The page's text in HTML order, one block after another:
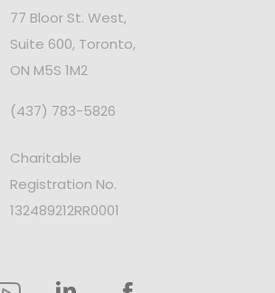
77 Bloor St. West,
Suite 600, Toronto,
ON M5S 1M2
(437) 783-5826
Charitable
Registration No.
132489212RR0001